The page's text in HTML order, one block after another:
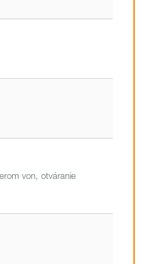
von, otváranie